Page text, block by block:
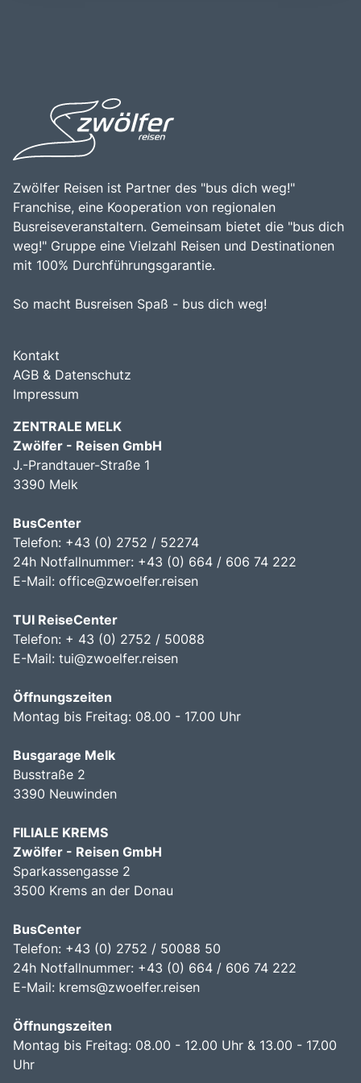
malerischen Landschaften, kulturellen Erlebnissen und der
Möglichkeit, sich aktiv zu betätigen, macht den Traunsee
zu einem unverzichtbaren Ziel für Reisende.
Freizeitmöglichkeiten und der Möglichkeit, die Kultur der
Region zu entdecken, macht den Traunsee zu einem
unvergesslichen Erlebnis für jeden Besucher.
Zwölfer Reisen ist Partner des "bus dich weg!"
Franchise, eine Kooperation von regionalen
Busreiseveranstaltern. Gemeinsam bietet die "bus dich
weg!" Gruppe eine Vielzahl Reisen und Destinationen
mit 100% Durchführungsgarantie.
So macht Busreisen Spaß - bus dich weg!
Kontakt
AGB & Datenschutz
Impressum
ZENTRALE MELK
Zwölfer - Reisen GmbH
J.-Prandtauer-Straße 1
3390 Melk
BusCenter
Telefon: +43 (0) 2752 / 52274
24h Notfallnummer: +43 (0) 664 / 606 74 222
E-Mail: office@zwoelfer.reisen
TUI ReiseCenter
Telefon: + 43 (0) 2752 / 50088
E-Mail: tui@zwoelfer.reisen
Öffnungszeiten
Montag bis Freitag: 08.00 - 17.00 Uhr
Busgarage Melk
Busstraße 2
3390 Neuwinden
FILIALE KREMS
Zwölfer - Reisen GmbH
Sparkassengasse 2
3500 Krems an der Donau
BusCenter
Telefon: +43 (0) 2752 / 50088 50
24h Notfallnummer: +43 (0) 664 / 606 74 222
E-Mail: krems@zwoelfer.reisen
Öffnungszeiten
Montag bis Freitag: 08.00 - 12.00 Uhr & 13.00 - 17.00
Uhr